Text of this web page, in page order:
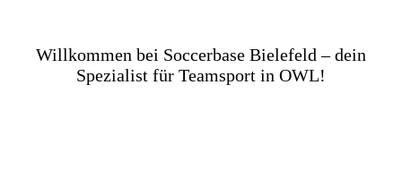
Willkommen bei Soccerbase Bielefeld – dein
Spezialist für Teamsport in OWL!